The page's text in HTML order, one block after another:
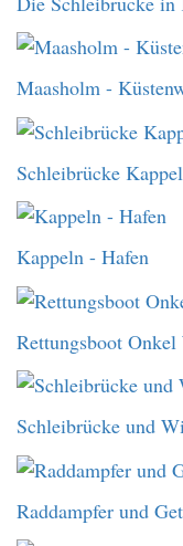
Maasholm -
Schleibrücke
Kappeln - Hafen
Rettungsboot
Schleibrücke und
Raddampfer und